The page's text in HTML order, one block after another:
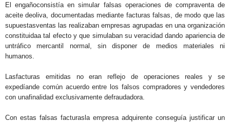
El engañoconsistía en simular falsas operaciones de compraventa de
aceite deoliva, documentadas mediante facturas falsas, de modo que las
supuestasventas las realizaban empresas agrupadas en una organización
constituidaa tal efecto y que simulaban su veracidad dando apariencia de
untráfico mercantil normal, sin disponer de medios materiales ni
humanos.
Lasfacturas emitidas no eran reflejo de operaciones reales y se
expedíande común acuerdo entre los falsos compradores y vendedores
con unafinalidad exclusivamente defraudadora.
Con estas falsas facturasla empresa adquirente conseguía justificar un